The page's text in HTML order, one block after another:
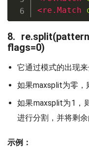
<re . Match
8.
flags=0)
它通过模式的出现来
如果maxsplit为零，
如果maxsplit为1，
进行分割，并将剩
示例：